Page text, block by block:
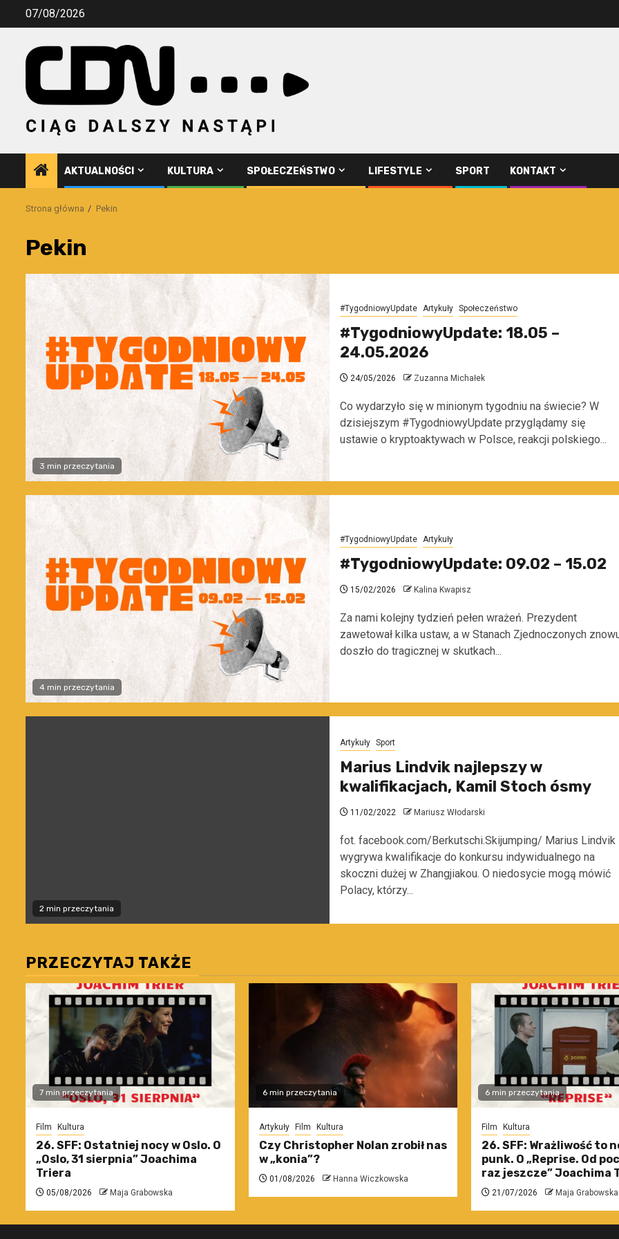
Przejdź07/08/2026
AKTUALNOŚCI KULTURA SPOŁECZEŃSTWO LIFESTYLE SPORT KONTAKT
Strona główna Pekin
Pekin
3 min przeczytania
#TygodniowyUpdate Artykuły Społeczeństwo
#TygodniowyUpdate: 18.05 –
24.05.2026
24/05/2026 Zuzanna Michałek
Co wydarzyło się w minionym tygodniu na świecie? W
dzisiejszym #TygodniowyUpdate przyglądamy się
ustawie o kryptoaktywach w Polsce, reakcji polskiego...
4 min przeczytania
#TygodniowyUpdate Artykuły
#TygodniowyUpdate: 09.02 – 15.02
15/02/2026 Kalina Kwapisz
Za nami kolejny tydzień pełen wrażeń. Prezydent
zawetował kilka ustaw, a w Stanach Zjednoczonych
doszło do tragicznej w skutkach...
2 min przeczytania
Artykuły Sport
Marius Lindvik najlepszy w
kwalifikacjach, Kamil Stoch ósmy
11/02/2022 Mariusz Włodarski
fot. facebook.com/Berkutschi.Skijumping/ Marius Lindvik
wygrywa kwalifikacje do konkursu indywidualnego na
skoczni dużej w Zhangjiakou. O niedosycie mogą mówić
Polacy, którzy...
PRZECZYTAJ TAKŻE
7 min przeczytania
Film Kultura
26. SFF: Ostatniej nocy w Oslo. O
„Oslo, 31 sierpnia” Joachima
Triera
05/08/2026 Maja Grabowska
6 min przeczytania
Artykuły Film Kultura
Czy Christopher Nolan zrobił nas
w „konia”?
01/08/2026 Hanna Wiczkowska
6 min przeczytania
Film Kultura
26. SFF: Wrażliwość to
punk. O „Reprise. Od
raz jeszcze” Joachima
21/07/2026 Maja Grabowska